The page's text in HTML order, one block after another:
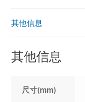
其他信息
其他信息
尺寸(mm)